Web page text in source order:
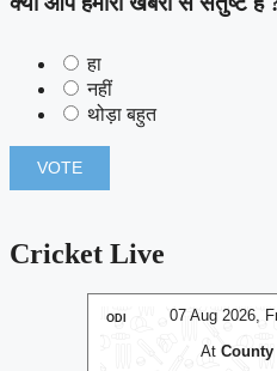
हा
नहीं
थोड़ा बहुत
Cricket Live
07 Aug 2026,
ODI
At County